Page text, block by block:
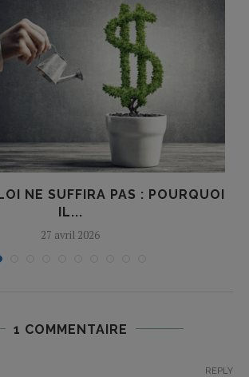
NE SUFFIRA PAS : POURQUOI
IL...
27 avril 2026
1 COMMENTAIRE
REPLY